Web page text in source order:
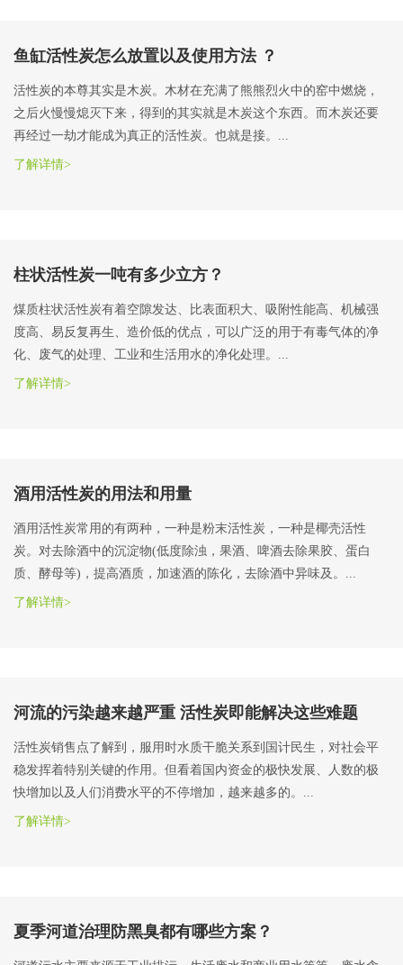
鱼缸活性炭怎么放置以及使用方法 ？
活性炭的本尊其实是木炭。木材在充满了熊熊烈火中的窑中燃烧，
之后火慢慢熄灭下来，得到的其实就是木炭这个东西。而木炭还要
再经过一劫才能成为真正的活性炭。也就是接。...
了解详情>
柱状活性炭一吨有多少立方？
煤质柱状活性炭有着空隙发达、比表面积大、吸附性能高、机械强
度高、易反复再生、造价低的优点，可以广泛的用于有毒气体的净
化、废气的处理、工业和生活用水的净化处理。...
了解详情>
酒用活性炭的用法和用量
酒用活性炭常用的有两种，一种是粉末活性炭，一种是椰壳活性
炭。对去除酒中的沉淀物(低度除浊，果酒、啤酒去除果胶、蛋白
质、酵母等)，提高酒质，加速酒的陈化，去除酒中异味及。...
了解详情>
河流的污染越来越严重 活性炭即能解决这些难题
活性炭销售点了解到，服用时水质干脆关系到国计民生，对社会平
稳发挥着特别关键的作用。但看着国内资金的极快发展、人数的极
快增加以及人们消费水平的不停增加，越来越多的。...
了解详情>
夏季河道治理防黑臭都有哪些方案？